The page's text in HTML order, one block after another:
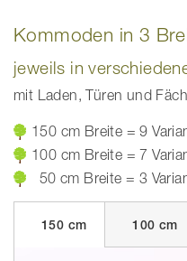
Kommoden in 3
jeweils in
mit Laden, Türen und
150 cm Breite = 9
100 cm Breite = 7
50 cm Breite = 3
150 cm 100 cm